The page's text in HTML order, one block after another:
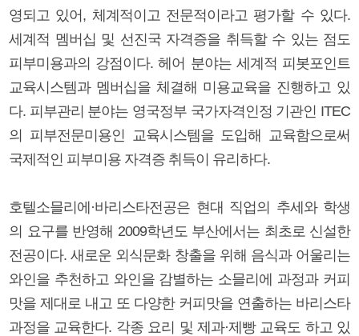
영되고 있어, 체계적이고 전문적이라고 평가할 수 있다.
세계적 멤버십 및 선진국 자격증을 취득할 수 있는 점도
피부미용과의 강점이다. 헤어 분야는 세계적 피봇포인트
교육시스템과 멤버십을 체결해 미용교육을 진행하고 있
다. 피부관리 분야는 영국정부 국가자격인정 기관인 ITEC
의 피부전문미용인 교육시스템을 도입해 교육함으로써
국제적인 피부미용 자격증 취득이 유리하다.
호텔소믈리에·바리스타전공은 현대 직업의 추세와 학생
의 요구를 반영해 2009학년도 부산에서는 최초로 신설한
전공이다. 새로운 외식문화 창출을 위해 음식과 어울리는
와인을 추천하고 와인을 감별하는 소믈리에 과정과 커피
맛을 제대로 내고 또 다양한 커피맛을 연출하는 바리스타
과정을 교육한다. 각종 요리 및 제과·제빵 교육도 하고 있